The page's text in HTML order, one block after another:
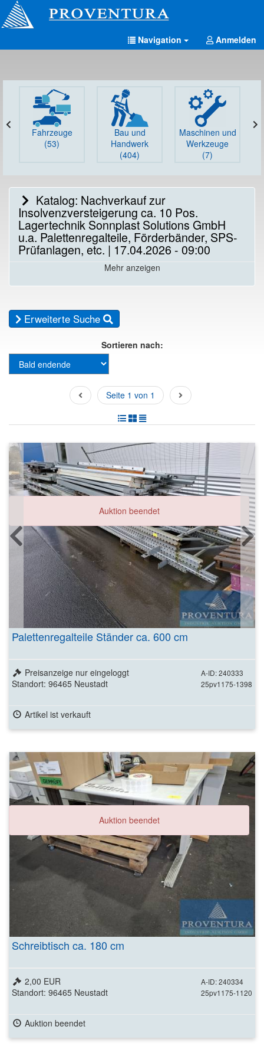
Navigation Anmelden
Fahrzeuge
(53)
Bau und
Handwerk
(404)
Maschinen und
Werkzeuge
(7)
Katalog: Nachverkauf zur
Insolvenzversteigerung ca. 10 Pos.
Lagertechnik Sonnplast Solutions GmbH
u.a. Palettenregalteile, Förderbänder, SPS-
Prüfanlagen, etc. | 17.04.2026 - 09:00
Mehr anzeigen
Erweiterte Suche
Sortieren nach:
Seite 1 von 1
Auktion beendet
Palettenregalteile Ständer ca. 600 cm
A-ID: 240333
25pv1175-1398
Preisanzeige nur eingeloggt
Standort: 96465 Neustadt
Artikel ist verkauft
Auktion beendet
Schreibtisch ca. 180 cm
A-ID: 240334
25pv1175-1120
2,00 EUR
Standort: 96465 Neustadt
Auktion beendet